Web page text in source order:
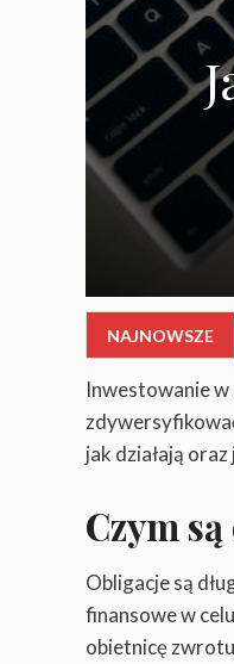
NAJNOWSZE
WPISY
Inwestowanie
jak działają
Czym
Obligacje są
finansowe w
obietnicę